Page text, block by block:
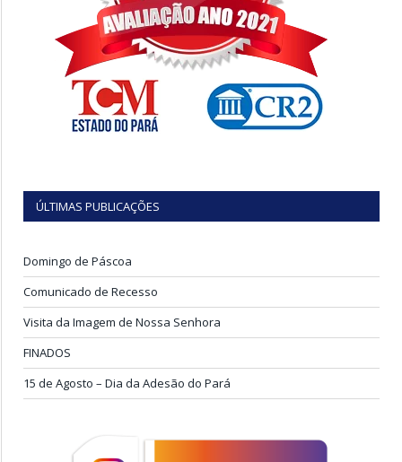
ÚLTIMAS PUBLICAÇÕES
Domingo de Páscoa
Comunicado de Recesso
Visita da Imagem de Nossa Senhora
FINADOS
15 de Agosto – Dia da Adesão do Pará